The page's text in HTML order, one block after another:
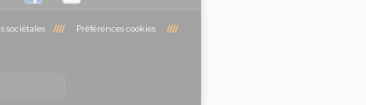
sociétales//// Préférences cookies ////